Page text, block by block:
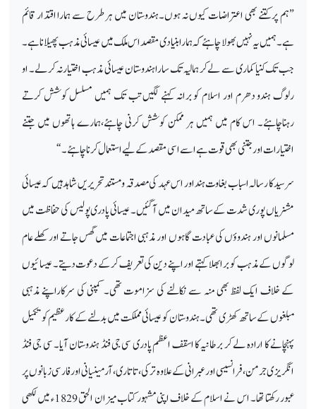
”ہم پرکتنے بھی اعتراضات کیوں نہ ہوں۔ہندوستان میں ہر طرح سے ہمارا اقتدار قائم
ہے۔ ہمیں یہ نہیں بھولا چاہئے کہ ہمارا بنیادی مقصد اس ملک میں عیسائی مذہب پھیلانا ہے۔
جب تک کنیا کماری سے لے کر ہمالیہ تک سارا ہندوستان عیسائی مذہب اختیار نہ کرلے۔ او
رلوگ ہندو دھرم اور اسلام کو برانہ کہنے لگیں تب تک ہمیں مسلسل کوشش کرتے
رہناچاہئے۔ اس کام میں ہمیں ہر ممکن کوشش کرنی چاہئے،ہمارے ہاتھوں میں جتنے
اختیارات اور جتنی بھی قوت ہے اسے اسی مقصد کے لیے استعمال کرناچاہئے۔“
سرسید کا رسالہ اسباب بغاوت ہند اور اس عہد کی مصدقہ و مستند تحریریں شاہد ہیں کہ عیسائی
مشنریاں پوری شدت کے ساتھ میدان میں آگئیں۔ عیسائی پادری پولیس کی حفاظت میں
مسلمانوں اور ہندوؤں کی عبادت گاہوں اور مذہبی اجتماعات میں گھس جاتے اور کھلے عام
لوگوں کے مذہب کو برا بھلا کہتے اور اپنے دین کی تعریف کرکے دعوت دیتے۔ عیسائیوں
کے خلاف ایک لفظ بھی منہ سے نکالنے کی سزاموت تھی۔ کمپنی کی سرکاراپنے مذہبی
مبلغوں کے ساتھ کھڑی تھی۔ ہندوستان کو عیسائی مملکت میں بدلنے کے کار عظیم کو تکمیل
پہنچانے کا ارادہ لے کر برطانیہ کا اسقف اعظم پادری سی جی فنڈ ہندوستان آیا۔ سی جی فنڈ
انگریزی جرمن، فرانسیسی اور عبرانی کے علاوہ ترکی، تاتاری، آرمینیانی اور فارسی زبانوں پر
عبور رکھتا تھا۔ اس نے اسلام کے خلاف اپنی مشہور کتاب میزان الحق 1829ء میں لکھی